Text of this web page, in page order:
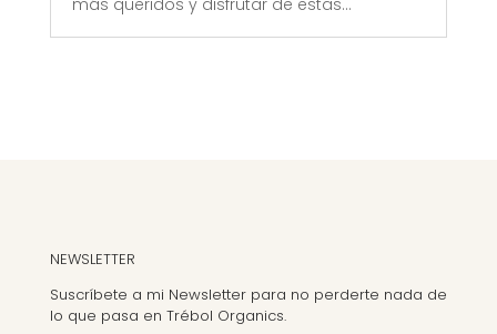
más queridos y disfrutar de estas...
NEWSLETTER
Suscríbete a mi Newsletter para no perderte nada de
lo que pasa en Trébol Organics.